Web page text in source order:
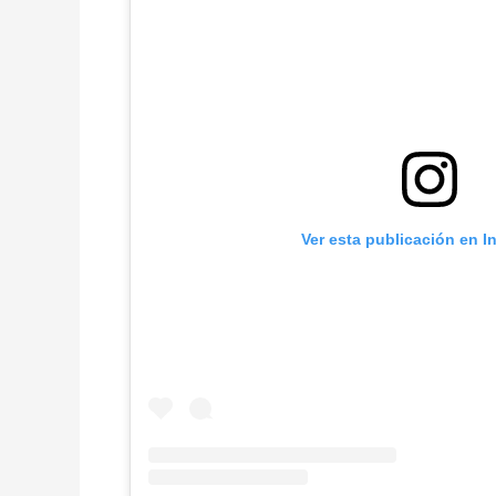
Ver esta publicación en